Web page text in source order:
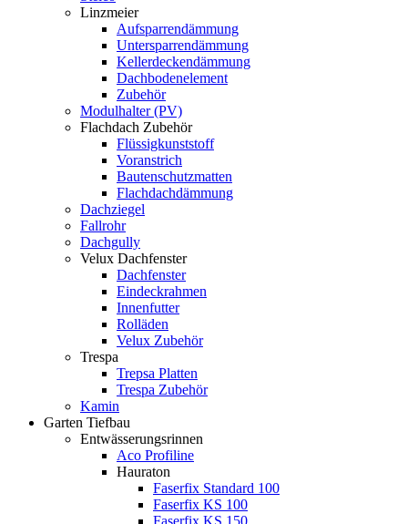
Linzmeier
Aufsparrendämmung
Untersparrendämmung
Kellerdeckendämmung
Dachbodenelement
Zubehör
Modulhalter (PV)
Flachdach Zubehör
Flüssigkunststoff
Voranstrich
Bautenschutzmatten
Flachdachdämmung
Dachziegel
Fallrohr
Dachgully
Velux Dachfenster
Dachfenster
Eindeckrahmen
Innenfutter
Rolläden
Velux Zubehör
Trespa
Trepsa Platten
Trespa Zubehör
Kamin
Garten Tiefbau
Entwässerungsrinnen
Aco Profiline
Hauraton
Faserfix Standard 100
Faserfix KS 100
Faserfix KS 150